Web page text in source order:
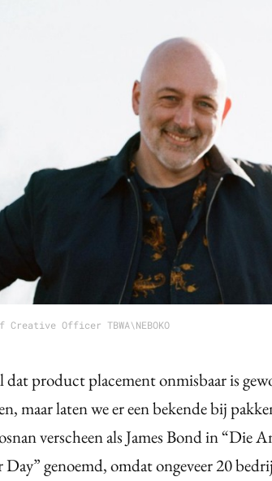
Influencer marketing
Interne communicatie
Officer TBWA\NEBOKO
dat product placement onmisbaar is
maar laten we er een bekende bij
verscheen als James Bond in “Die
genoemd, omdat ongeveer 20